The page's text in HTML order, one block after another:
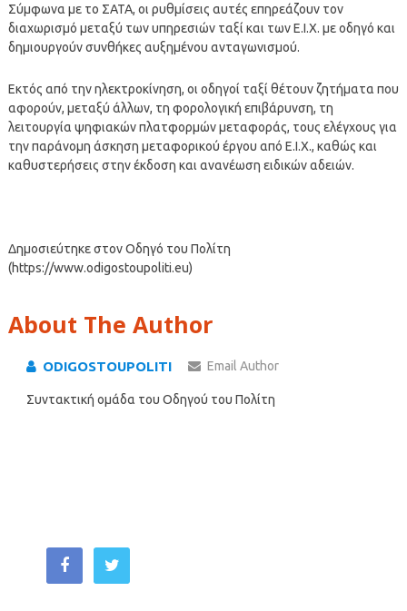
Σύμφωνα με το ΣΑΤΑ, οι ρυθμίσεις αυτές επηρεάζουν τον
διαχωρισμό μεταξύ των υπηρεσιών ταξί και των Ε.Ι.Χ. με οδηγό και
δημιουργούν συνθήκες αυξημένου ανταγωνισμού.
Εκτός από την ηλεκτροκίνηση, οι οδηγοί ταξί θέτουν ζητήματα που
αφορούν, μεταξύ άλλων, τη φορολογική επιβάρυνση, τη
λειτουργία ψηφιακών πλατφορμών μεταφοράς, τους ελέγχους για
την παράνομη άσκηση μεταφορικού έργου από Ε.Ι.Χ., καθώς και
καθυστερήσεις στην έκδοση και ανανέωση ειδικών αδειών.
Δημοσιεύτηκε στον Οδηγό του Πολίτη
(https://www.odigostoupoliti.eu)
About The Author
ODIGOSTOUPOLITI Email Author
Συντακτική ομάδα του Οδηγού του Πολίτη